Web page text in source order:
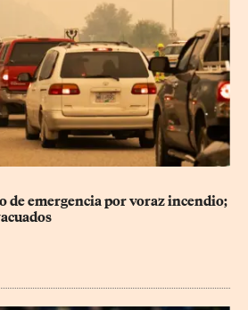
de emergencia por voraz incendio;